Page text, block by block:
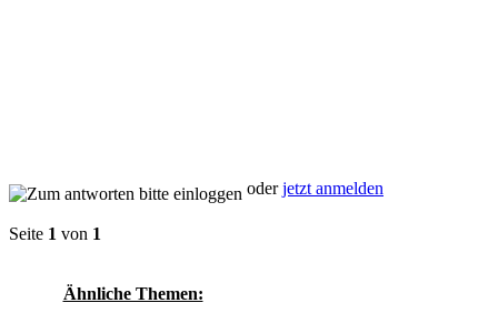
oderjetzt anmelden
Seite 1 von 1
Ähnliche Themen: